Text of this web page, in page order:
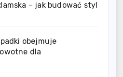
– jak budować styl
obejmuje
dla